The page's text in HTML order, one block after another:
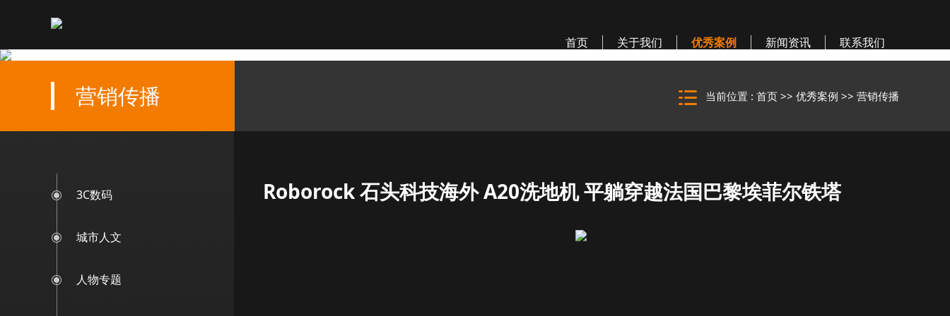
首页 关于我们 优秀案例 新闻资讯 联系我们
营销传播 当前位置 : 首页 >> 优秀案例 >> 营销传播
3C数码
城市人文
人物专题
Roborock 石头科技海外 A20洗地机 平躺穿越法国巴黎埃菲尔铁塔